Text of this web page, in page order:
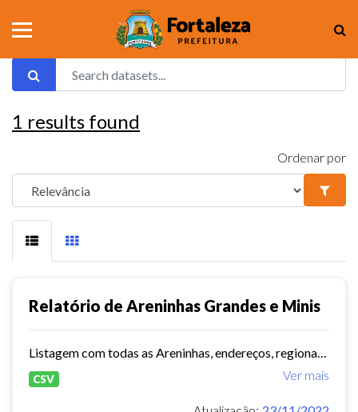
1 results found
Ordenar por
Relatório de Areninhas Grandes e Minis
Ver mais
CSV